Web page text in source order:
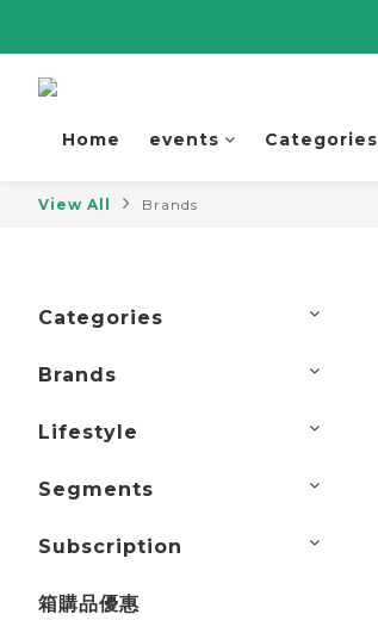
Home events Categories
View All Brands
Categories
Brands
Lifestyle
Segments
Subscription
箱購品優惠